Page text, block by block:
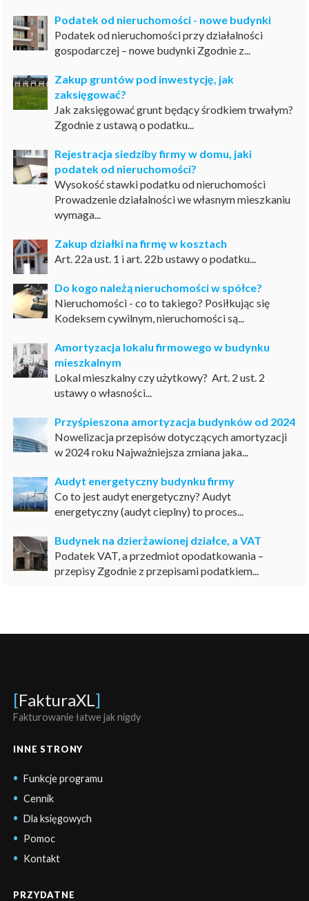
Podatek od nieruchomości - nowe budynki
Podatek od nieruchomości przy działalności
gospodarczej – nowe budynki Zgodnie z...
Zakup gruntów pod inwestycję, jak
zaksięgować?
Jak zaksięgować grunt będący środkiem trwałym?
Zgodnie z ustawą o podatku...
Rejestracja siedziby firmy w domu, jaki
podatek od nieruchomości?
Wysokość stawki podatku od nieruchomości
Prowadzenie działalności we własnym mieszkaniu
wymaga...
Zakup działki na firmę w kosztach
Art. 22a ust. 1 i art. 22b ustawy o podatku...
Do kogo należą nieruchomości w spółce?
Nieruchomości - co to takiego? Posiłkując się
Kodeksem cywilnym, nieruchomości są...
Amortyzacja lokalu firmowego w budynku
mieszkalnym
Lokal mieszkalny czy użytkowy? Art. 2 ust. 2
ustawy o własności...
Przyśpieszona amortyzacja budynków od 2024
Nowelizacja przepisów dotyczących amortyzacji
w 2024 roku Najważniejsza zmiana jaka...
Audyt energetyczny budynku firmy
Co to jest audyt energetyczny? Audyt
energetyczny (audyt cieplny) to proces...
Budynek na dzierżawionej działce, a VAT
Podatek VAT, a przedmiot opodatkowania –
przepisy Zgodnie z przepisami podatkiem...
[FakturaXL ]
Fakturowanie łatwe jak nigdy
INNE STRONY
Funkcje programu
Cennik
Dla księgowych
Pomoc
Kontakt
PRZYDATNE